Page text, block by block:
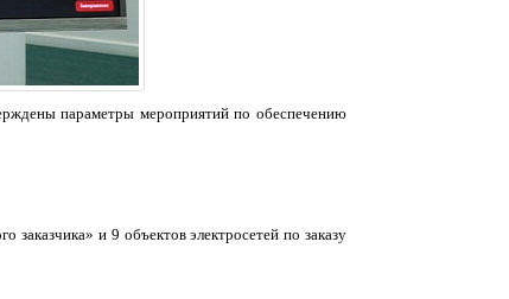
параметры мероприятий по обеспечению
и 9 объектов электросетей по заказу